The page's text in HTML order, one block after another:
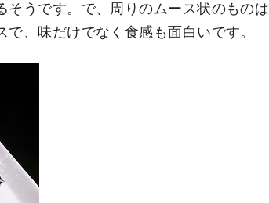
そうです。で、周りのムース状のものは
、味だけでなく食感も面白いです。